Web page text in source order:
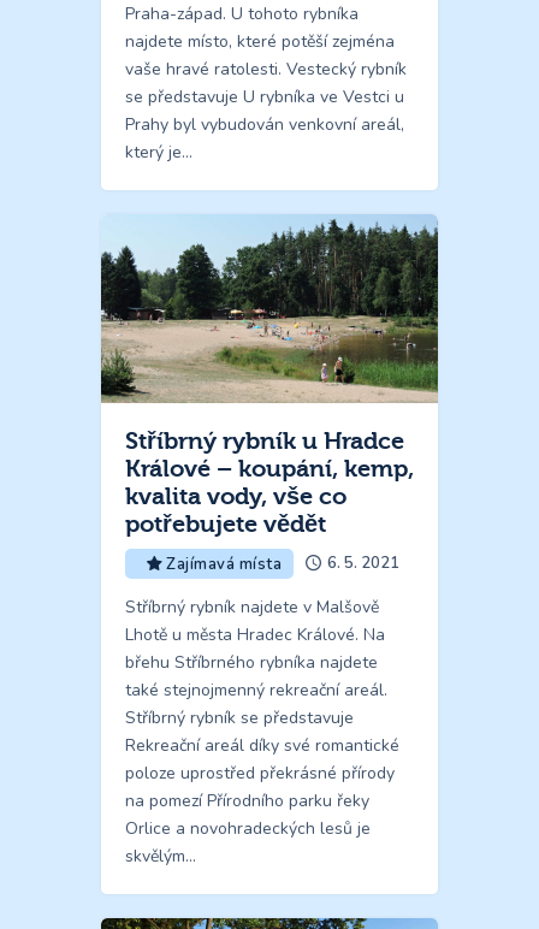
Praha-západ. U tohoto rybníka
najdete místo, které potěší zejména
vaše hravé ratolesti. Vestecký rybník
se představuje U rybníka ve Vestci u
Prahy byl vybudován venkovní areál,
který je…
Stříbrný rybník u Hradce
Králové – koupání, kemp,
kvalita vody, vše co
potřebujete vědět
Zajímavá místa 6. 5. 2021
Stříbrný rybník najdete v Malšově
Lhotě u města Hradec Králové. Na
břehu Stříbrného rybníka najdete
také stejnojmenný rekreační areál.
Stříbrný rybník se představuje
Rekreační areál díky své romantické
poloze uprostřed překrásné přírody
na pomezí Přírodního parku řeky
Orlice a novohradeckých lesů je
skvělým…